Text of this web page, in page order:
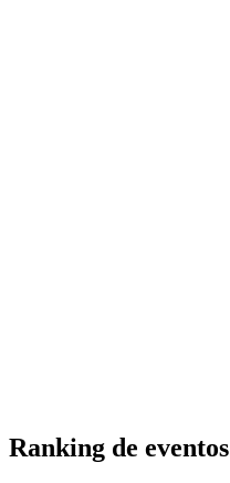
Ranking de eventos